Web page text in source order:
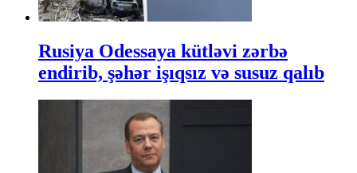
Rusiya Odessaya kütləvi zərbə
endirib, şəhər işıqsız və susuz qalıb